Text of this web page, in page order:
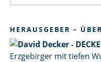
HERAUSGEBER –
Erzgebirger mit tiefen